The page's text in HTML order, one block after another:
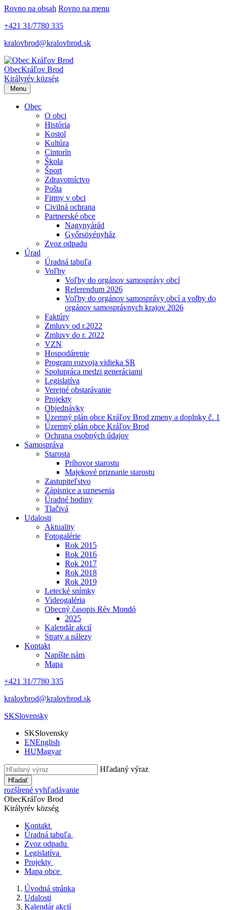
Rovno na obsah Rovno na menu
+421 31/7780 335
kralovbrod@kralovbrod.sk
ObecKráľov Brod
Királyrév község
Menu
Obec
O obci
História
Kostol
Kultúra
Cintorín
Škola
Šport
Zdravotníctvo
Pošta
Firmy v obci
Civilná ochrana
Partnerské obce
Nagynyárád
Győrsövényház
Zvoz odpadu
Úrad
Úradná tabuľa
Voľby
Voľby do orgánov samosprávy obcí
Referendum 2026
Voľby do orgánov samosprávy obcí a volby do
orgánov samosprávnych krajov 2026
Faktúry
Zmluvy od r.2022
Zmluvy do r. 2022
VZN
Hospodárenie
Program rozvoja vidieka SR
Spolupráca medzi generáciami
Legislatíva
Verejné obstarávanie
Projekty
Objednávky
Územný plán obce Kráľov Brod zmeny a doplnky č. 1
Územný plán obce Kráľov Brod
Ochrana osobných údajov
Samospráva
Starosta
Príhovor starostu
Majekové priznanie starostu
Zastupiteľstvo
Zápisnice a uznesenia
Úradné hodiny
Tlačivá
Udalosti
Aktuality
Fotogalérie
Rok 2015
Rok 2016
Rok 2017
Rok 2018
Rok 2019
Letecké snímky
Videogaléria
Obecný časopis Rév Mondó
2025
Kalendár akcií
Straty a nálezy
Kontakt
Napíšte nám
Mapa
+421 31/7780 335
kralovbrod@kralovbrod.sk
SKSlovensky
SKSlovensky
ENEnglish
HUMagyar
Hľadaný výraz
Hľadať
rozšírené vyhľadávanie
ObecKráľov Brod
Királyrév község
Kontakt
Úradná tabuľa
Zvoz odpadu
Legislatíva
Projekty
Mapa obce
Úvodná stránka
Udalosti
Kalendár akcií